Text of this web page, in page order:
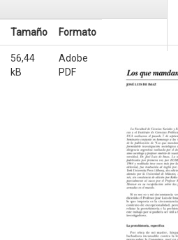
Tamaño Formato
56,44
kB
Adobe
PDF